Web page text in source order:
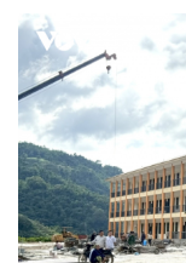
Thủ tướng bổ
VOV.VN - Thủ tướng
trưởng Bộ Công
thông vận tải.